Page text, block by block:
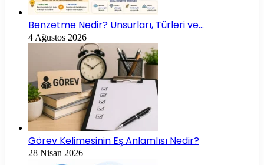
Benzetme Nedir? Unsurları, Türleri ve…
4 Ağustos 2026
Görev Kelimesinin Eş Anlamlısı Nedir?
28 Nisan 2026